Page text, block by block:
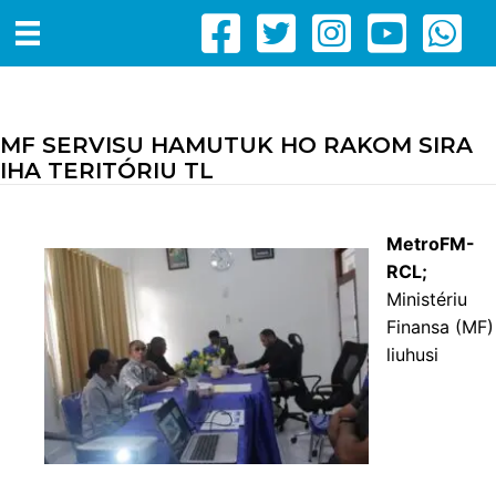
MF SERVISU HAMUTUK HO RAKOM SIRA
IHA TERITÓRIU TL
MetroFM-
RCL;
Ministériu
Finansa (MF)
liuhusi